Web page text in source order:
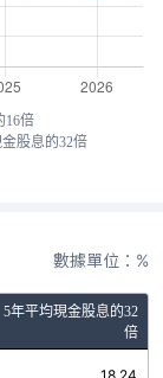
16倍
股息的32倍
數據單位：%
5年平均現金股息的32
倍